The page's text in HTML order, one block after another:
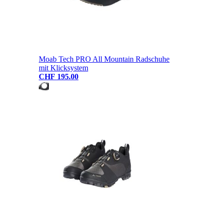
Moab Tech PRO All Mountain Radschuhe
mit Klicksystem
CHF 195.00